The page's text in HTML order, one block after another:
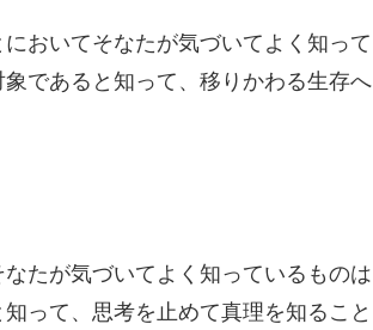
おいてそなたが気づいてよく知って
であると知って、移りかわる生存へ
たが気づいてよく知っているものは
って、思考を止めて真理を知ること